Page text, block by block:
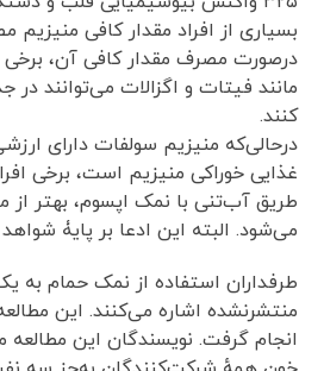
بسیاری از افراد مقدار کافی
درصورت مصرف مقدار کافی آن،
مانند فیتات و اگزالات می‌توانند در
کنند.
درحالی‌که منیزیم سولفات دارای
غذایی خوراکی منیزیم است، برخی
طریق آب‌تنی با نمک اپسوم، بهتر
می‌شود. البته این ادعا بر پایۀ
طرفداران استفاده از نمک حمام به
انجام گرفت. نویسندگان این